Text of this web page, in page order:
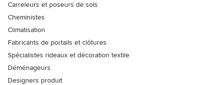
Carreleurs et poseurs de sols
Cheministes
Climatisation
Fabricants de portails et clôtures
Spécialistes rideaux et décoration textile
Déménageurs
Designers produit